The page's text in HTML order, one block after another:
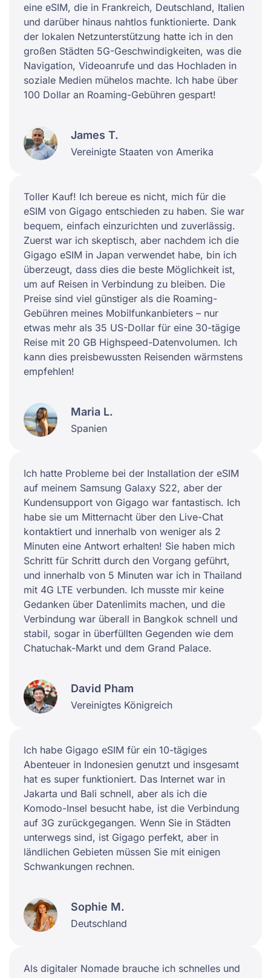
eine eSIM, die in Frankreich, Deutschland, Italien
und darüber hinaus nahtlos funktionierte. Dank
der lokalen Netzunterstützung hatte ich in den
großen Städten 5G-Geschwindigkeiten, was die
Navigation, Videoanrufe und das Hochladen in
soziale Medien mühelos machte. Ich habe über
100 Dollar an Roaming-Gebühren gespart!
James T.
Vereinigte Staaten von Amerika
Toller Kauf! Ich bereue es nicht, mich für die
eSIM von Gigago entschieden zu haben. Sie war
bequem, einfach einzurichten und zuverlässig.
Zuerst war ich skeptisch, aber nachdem ich die
Gigago eSIM in Japan verwendet habe, bin ich
überzeugt, dass dies die beste Möglichkeit ist,
um auf Reisen in Verbindung zu bleiben. Die
Preise sind viel günstiger als die Roaming-
Gebühren meines Mobilfunkanbieters – nur
etwas mehr als 35 US-Dollar für eine 30-tägige
Reise mit 20 GB Highspeed-Datenvolumen. Ich
kann dies preisbewussten Reisenden wärmstens
empfehlen!
Maria L.
Spanien
Ich hatte Probleme bei der Installation der eSIM
auf meinem Samsung Galaxy S22, aber der
Kundensupport von Gigago war fantastisch. Ich
habe sie um Mitternacht über den Live-Chat
kontaktiert und innerhalb von weniger als 2
Minuten eine Antwort erhalten! Sie haben mich
Schritt für Schritt durch den Vorgang geführt,
und innerhalb von 5 Minuten war ich in Thailand
mit 4G LTE verbunden. Ich musste mir keine
Gedanken über Datenlimits machen, und die
Verbindung war überall in Bangkok schnell und
stabil, sogar in überfüllten Gegenden wie dem
Chatuchak-Markt und dem Grand Palace.
David Pham
Vereinigtes Königreich
Ich habe Gigago eSIM für ein 10-tägiges
Abenteuer in Indonesien genutzt und insgesamt
hat es super funktioniert. Das Internet war in
Jakarta und Bali schnell, aber als ich die
Komodo-Insel besucht habe, ist die Verbindung
auf 3G zurückgegangen. Wenn Sie in Städten
unterwegs sind, ist Gigago perfekt, aber in
ländlichen Gebieten müssen Sie mit einigen
Schwankungen rechnen.
Sophie M.
Deutschland
Als digitaler Nomade brauche ich schnelles und